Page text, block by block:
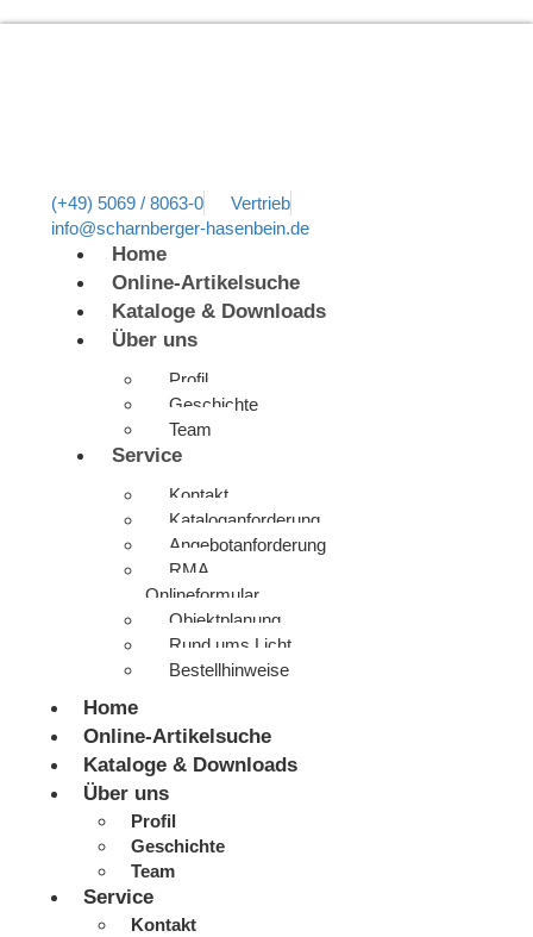
(+49) 5069 / 8063-0
Vertrieb
info@scharnberger-hasenbein.de
Home
Online-Artikelsuche
Kataloge & Downloads
Über uns
Profil
Geschichte
Team
Service
Kontakt
Kataloganforderung
Angebotanforderung
RMA
Onlineformular
Objektplanung
Rund ums Licht
Bestellhinweise
Home
Online-Artikelsuche
Kataloge & Downloads
Über uns
Profil
Geschichte
Team
Service
Kontakt